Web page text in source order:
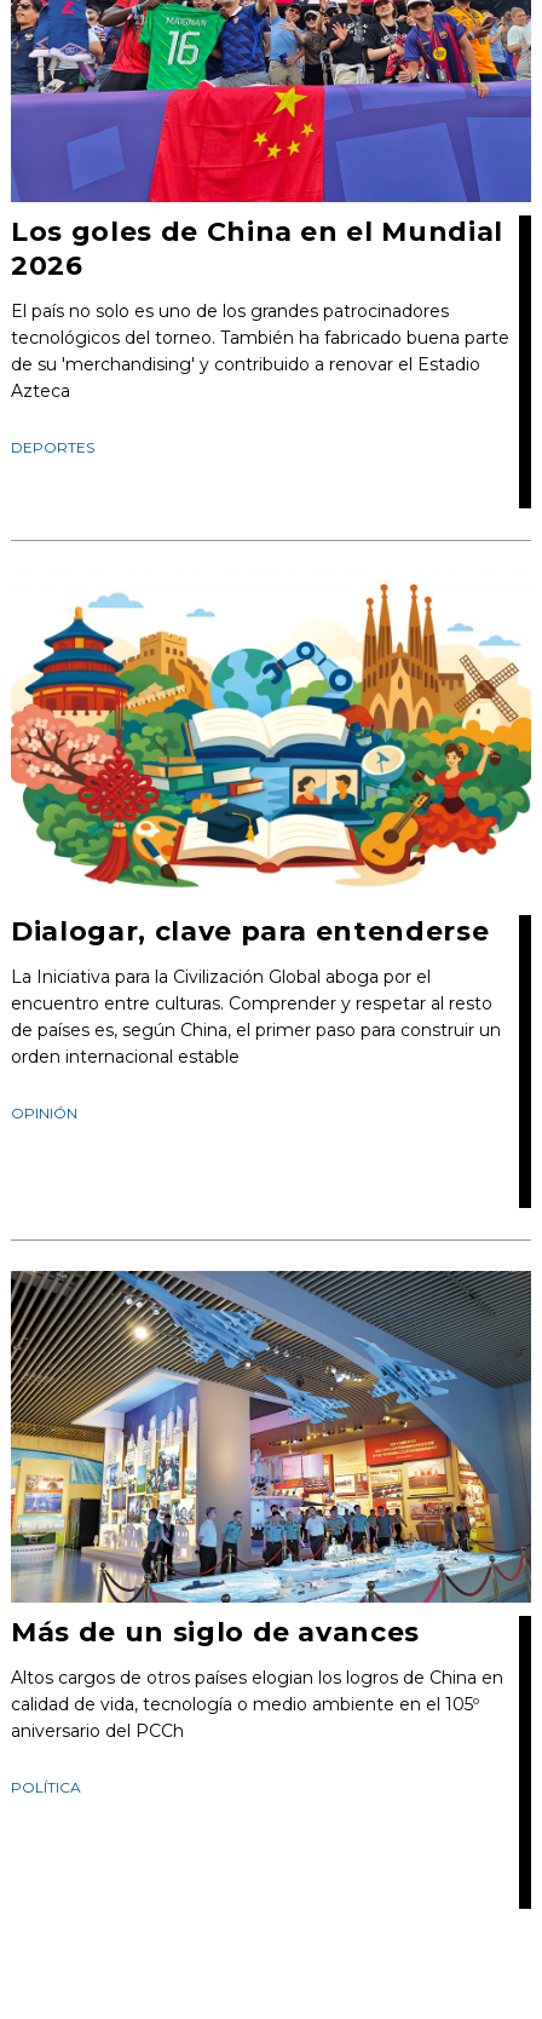
Los goles de China en el Mundial
2026
El país no solo es uno de los grandes patrocinadores
tecnológicos del torneo. También ha fabricado buena parte
de su 'merchandising' y contribuido a renovar el Estadio
Azteca
DEPORTES
Dialogar, clave para entenderse
La Iniciativa para la Civilización Global aboga por el
encuentro entre culturas. Comprender y respetar al resto
de países es, según China, el primer paso para construir un
orden internacional estable
OPINIÓN
Más de un siglo de avances
Altos cargos de otros países elogian los logros de China en
calidad de vida, tecnología o medio ambiente en el 105º
aniversario del PCCh
POLÍTICA